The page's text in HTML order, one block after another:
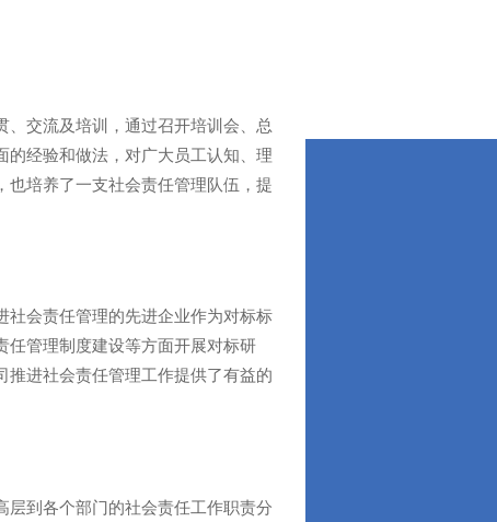
、交流及培训，通过召开培训会、总
的经验和做法，对广大员工认知、理
也培养了一支社会责任管理队伍，提
社会责任管理的先进企业作为对标标
任管理制度建设等方面开展对标研
推进社会责任管理工作提供了有益的
层到各个部门的社会责任工作职责分